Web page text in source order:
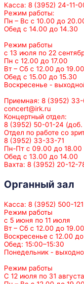
Касса: 8 (3952) 24-11-
Режим работы:
Пн – Вс с 10.00 до
Обед с 14.00 до 14.30
Режим работы
с 13 июля по 22
Пн с 12.00 до 17.00
Вт – Сб с 12.00 до 19.00
Обед с 15.00 до 15.30
Воскресенье -
Приемная: 8 (3952)
concert@irk.ru
Концертный отдел:
8 (3952) 50-01-24 (доб.
Отдел по работе со
8 (3952) 33-33-71
Пн-Пт с 09.00 до 18.00
Обед с 13.00 до 14.00
Вахта: 8 (3952) 20-12-
Органный зал
Касса: 8 (3952) 500-121
Режим работы
с 5 июня по 11 июля
Вт – Сб с 12.00 до 19.00
Воскресенье с 12.00 до
Обед: 15:00–15:30
Понедельник -
Режим работы
С 12 июля по 31 августа